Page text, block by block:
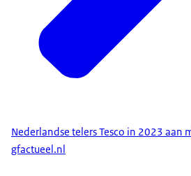
Nederlandse telers Tesco in 2023 aan
gfactueel.nl